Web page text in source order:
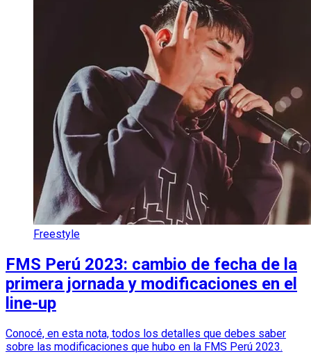
Freestyle
FMS Perú 2023: cambio de fecha de la
primera jornada y modificaciones en el
line-up
Conocé, en esta nota, todos los detalles que debes saber
sobre las modificaciones que hubo en la FMS Perú 2023.